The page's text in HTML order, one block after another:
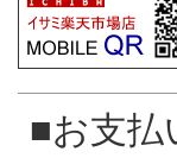
■お支払